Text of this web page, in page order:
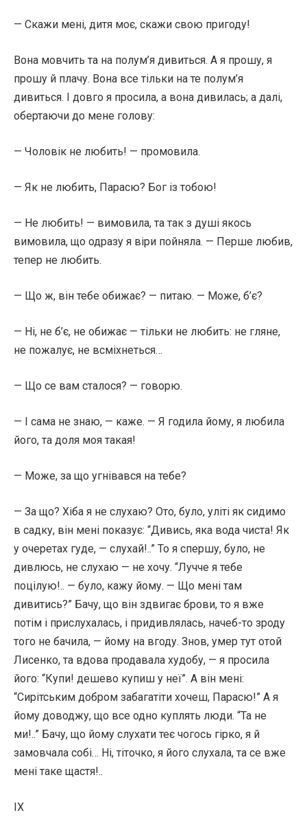
— Скажи мені, дитя моє, скажи свою пригоду!
Вона мовчить та на полум’я дивиться. А я прошу, я
прошу й плачу. Вона все тільки на те полум’я
дивиться. І довго я просила, а вона дивилась; а далі,
обертаючи до мене голову:
— Чоловік не любить! — промовила.
— Як не любить, Парасю? Бог із тобою!
— Не любить! — вимовила, та так з душі якось
вимовила, що одразу я віри пойняла. — Перше любив,
тепер не любить.
— Що ж, він тебе обижає? — питаю. — Може, б’є?
— Ні, не б’є, не обижає — тільки не любить: не гляне,
не пожалує, не всміхнеться…
— Що се вам сталося? — говорю.
— І сама не знаю, — каже. — Я годила йому, я любила
його, та доля моя такая!
— Може, за що угнівався на тебе?
— За що? Хіба я не слухаю? Ото, було, уліті як сидимо
в садку, він мені показує: “Дивись, яка вода чиста! Як
у очеретах гуде, — слухай!..” То я спершу, було, не
дивлюсь, не слухаю — не хочу. “Лучче я тебе
поцілую!.. — було, кажу йому. — Що мені там
дивитись?” Бачу, що він здвигає брови, то я вже
потім і прислухалась, і придивлялась, начеб-то зроду
того не бачила, — йому на вгоду. Знов, умер тут отой
Лисенко, та вдова продавала худобу, — я просила
його: “Купи! дешево купиш у неї”. А він мені:
“Сирітським добром забагатіти хочеш, Парасю!” А я
йому доводжу, що все одно куплять люди. “Та не
ми!..” Бачу, що йому слухати теє чогось гірко, я й
замовчала собі… Ні, тіточко, я його слухала, та се вже
мені таке щастя!..
IX